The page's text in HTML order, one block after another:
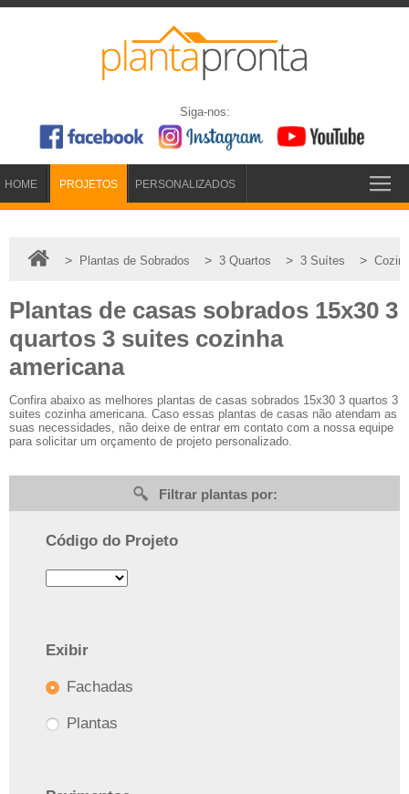
Siga-nos:
HOME PROJETOS PERSONALIZADOS
> Plantas de Sobrados > 3 Quartos > 3 Suítes >
Plantas de casas sobrados 15x30 3
quartos 3 suites cozinha
americana
Confira abaixo as melhores plantas de casas sobrados 15x30 3 quartos 3
suites cozinha americana. Caso essas plantas de casas não atendam as
suas necessidades, não deixe de entrar em contato com a nossa equipe
para solicitar um orçamento de projeto personalizado.
Filtrar plantas por:
Código do Projeto
Exibir
Fachadas
Plantas